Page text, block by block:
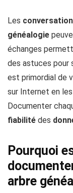
Les
généalogie
échanges
des astuces pour
est primordial de
sur Internet en
Documenter
fiabilité des
Pourquoi
arbre